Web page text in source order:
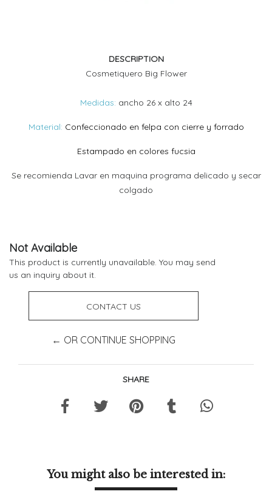
DESCRIPTION
Cosmetiquero Big Flower
Medidas: ancho 26 x alto 24
Material: Confeccionado en felpa con cierre y forrado
Estampado en colores fucsia
Se recomienda Lavar en maquina programa delicado y secar
colgado
Not Available
This product is currently unavailable. You may send
us an inquiry about it.
CONTACT US
← OR CONTINUE SHOPPING
SHARE
You might also be interested in: